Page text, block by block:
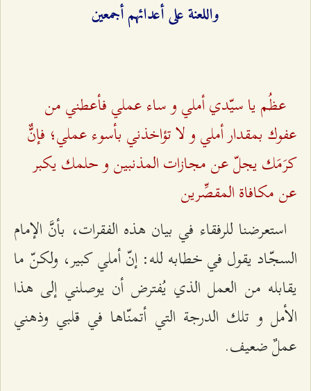
واللعنة على أعدائهم أجمعين
عظُم يا سيّدي أملي و ساء عملي فأعطني من
عفوك بمقدار أملي و لا تؤاخذني بأسوء عملي؛ فإنٌّ
کرَمَك يجلّ عن مجازات المذنبين و حلمك يكبر
عن مكافاة المقصِّرين
استعرضنا للرفقاء في بيان هذه الفقرات، بأنَّ الإمام
السجّاد يقول في خطابه لله: إنّ أملي كبير، ولكنّ ما
يقابله من العمل الذي يُفترض أن يوصلني إلى هذا
الأمل و تلك الدرجة التي أتمنّاها في قلبي وذهني
عملٌ ضعيف.